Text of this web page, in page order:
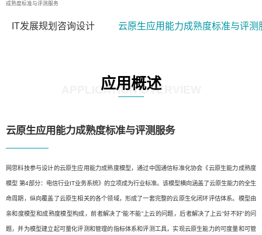
成熟度标准与评测服务
IT发展规划咨询设计 云原生应用能力成熟度标准与评测
应用概述
APPLICATION OVERVIEW
云原生应用能力成熟度标准与评测服务
网思科技参与设计的云原生应用能力成熟度模型，通过中国通信标准化协会《云原生能力成熟度
模型 第4部分：电信行业IT业务系统》的立项成为行业标准。该模型横向涵盖了云原生能力的全生
命周期，纵向覆盖了云原生相关的各个领域，形成了一套完整的云原生化闭环评估体系。模型由
亲和度模型和成熟度模型构成，前者解决了“能不能”上云的问题，后者解决了上云“好不好”的问
题，并为模型建立起可量化评测和管理的指标体系和评测工具，实现云原生能力的可度量和可管